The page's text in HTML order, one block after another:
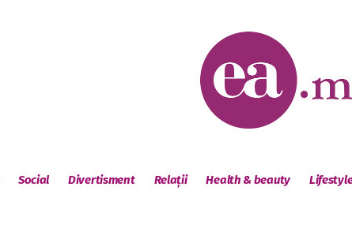
Social Divertisment Relații Health & beauty